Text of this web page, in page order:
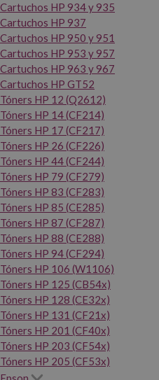
Cartuchos HP 934 y 935
Cartuchos HP 937
Cartuchos HP 950 y 951
Cartuchos HP 953 y 957
Cartuchos HP 963 y 967
Cartuchos HP GT52
Tóners HP 12 (Q2612)
Tóners HP 14 (CF214)
Tóners HP 17 (CF217)
Tóners HP 26 (CF226)
Tóners HP 44 (CF244)
Tóners HP 79 (CF279)
Tóners HP 83 (CF283)
Tóners HP 85 (CE285)
Tóners HP 87 (CF287)
Tóners HP 88 (CE288)
Tóners HP 94 (CF294)
Tóners HP 106 (W1106)
Tóners HP 125 (CB54x)
Tóners HP 128 (CE32x)
Tóners HP 131 (CF21x)
Tóners HP 201 (CF40x)
Tóners HP 203 (CF54x)
Tóners HP 205 (CF53x)